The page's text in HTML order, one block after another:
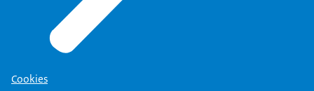
Cookies